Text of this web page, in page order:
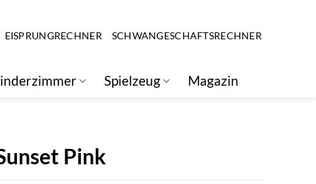
EISPRUNGRECHNER SCHWANGESCHAFTSRECHNER
Spielzeug Magazin
Pink